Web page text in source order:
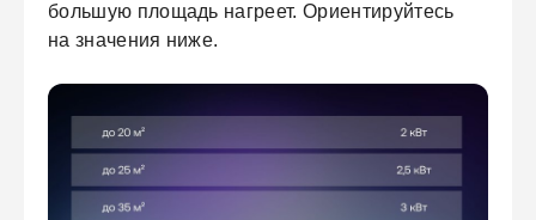
большую площадь нагреет. Ориентируйтесь
на значения ниже.